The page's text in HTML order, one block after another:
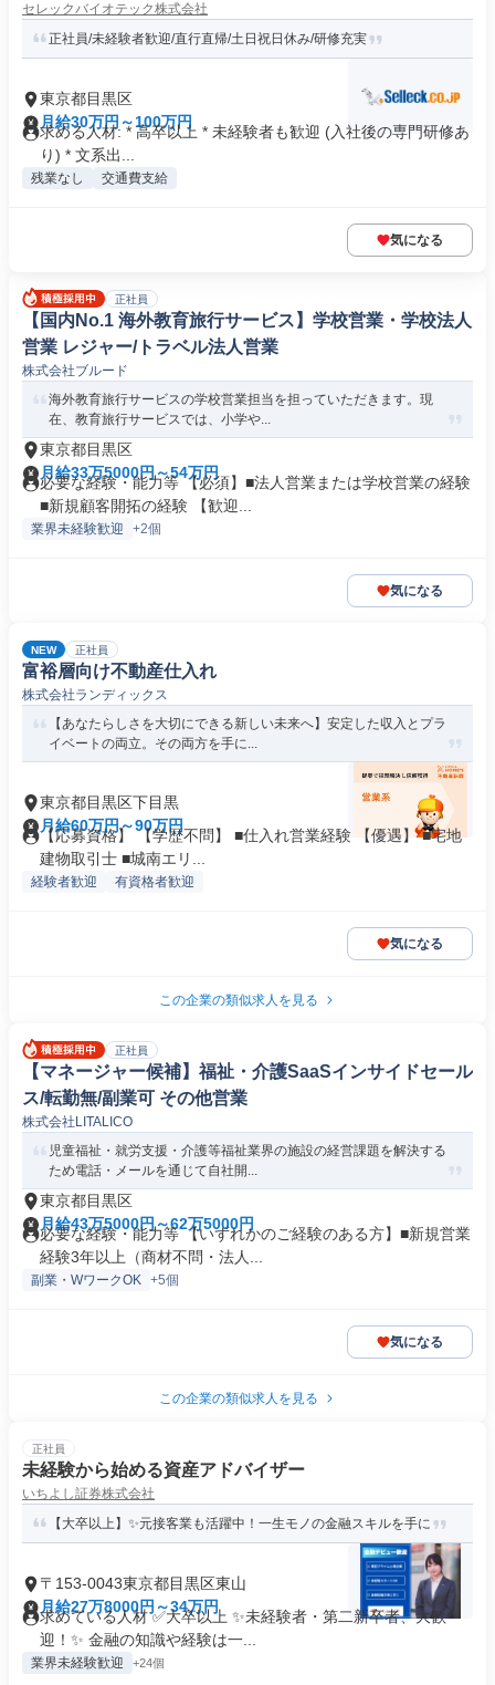
セレックバイオテック株式会社
正社員/未経験者歓迎/直行直帰/土日祝日休み/研修充実
東京都目黒区
月給30万円～100万円
求める人材: * 高卒以上 * 未経験者も歓迎 (入社後の専門研修あ
り) * 文系出...
残業なし 交通費支給
気になる
正社員
【国内No.1 海外教育旅行サービス】学校営業・学校法人
営業 レジャー/トラベル法人営業
株式会社ブルード
海外教育旅行サービスの学校営業担当を担っていただきます。現
在、教育旅行サービスでは、小学や...
東京都目黒区
月給33万5000円～54万円
必要な経験・能力等 【必須】■法人営業または学校営業の経験
■新規顧客開拓の経験 【歓迎...
業界未経験歓迎 +2個
気になる
NEW 正社員
富裕層向け不動産仕⼊れ
株式会社ランディックス
【あなたらしさを大切にできる新しい未来へ】安定した収入とプラ
イベートの両立。その両方を手に...
東京都目黒区下目黒
月給60万円～90万円
【応募資格】 【学歴不問】 ■仕⼊れ営業経験 【優遇】 ■宅地
建物取引⼠ ■城南エリ...
経験者歓迎 有資格者歓迎
気になる
この企業の類似求人を見る
正社員
【マネージャー候補】福祉・介護SaaSインサイドセール
ス/転勤無/副業可 その他営業
株式会社LITALICO
児童福祉・就労支援・介護等福祉業界の施設の経営課題を解決する
ため電話・メールを通じて自社開...
東京都目黒区
月給43万5000円～62万5000円
必要な経験・能力等 【いずれかのご経験のある方】■新規営業
経験3年以上（商材不問・法人...
副業・WワークOK +5個
気になる
この企業の類似求人を見る
正社員
未経験から始める資産アドバイザー
いちよし証券株式会社
【大卒以上】✨元接客業も活躍中！一生モノの金融スキルを手に
〒153-0043東京都目黒区東山
月給27万8000円～34万円
求めている人材 ✅大卒以上 ✨未経験者・第二新卒者、大歓
迎！✨ 金融の知識や経験は一...
業界未経験歓迎 +24個